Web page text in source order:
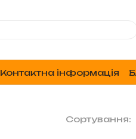
Контактна інформація
Сортування: